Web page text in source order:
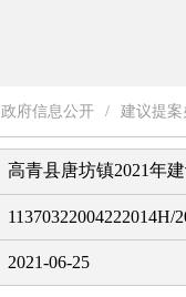
政府信息公开 / 建议提案
高青县唐坊镇2021年
11370322004222014H/
2021-06-25